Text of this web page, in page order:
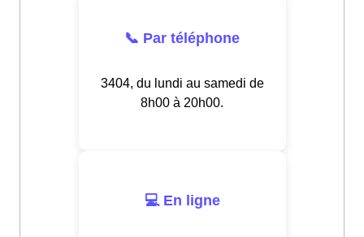
📞 Par téléphone
3404, du lundi au samedi de
8h00 à 20h00.
💻 En ligne